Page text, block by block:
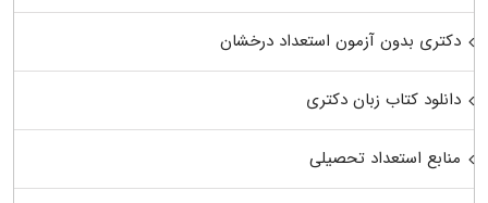
دکتری بدون آزمون استعداد درخشان
دانلود کتاب زبان دکتری
منابع استعداد تحصیلی